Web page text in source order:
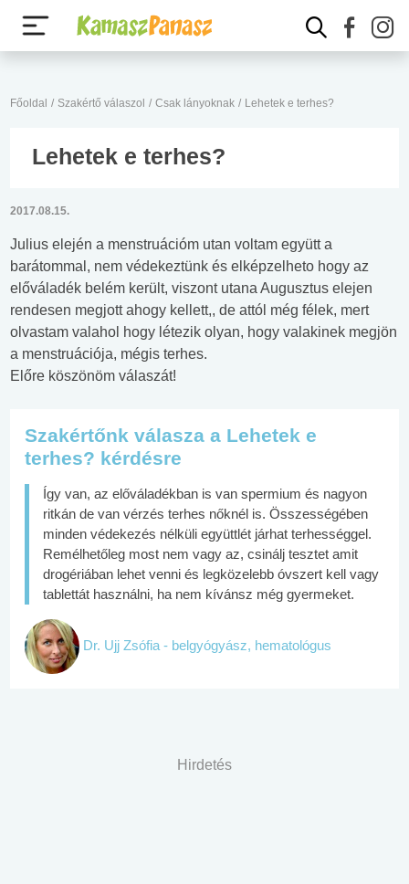
Főoldal / Szakértő válaszol / Csak lányoknak / Lehetek e terhes?
Lehetek e terhes?
2017.08.15.
Julius elején a menstruációm utan voltam együtt a
barátommal, nem védekeztünk és elképzelheto hogy az
előváladék belém került, viszont utana Augusztus elejen
rendesen megjott ahogy kellett,, de attól még félek, mert
olvastam valahol hogy létezik olyan, hogy valakinek megjön
a menstruációja, mégis terhes.
Előre köszönöm válaszát!
Szakértőnk válasza a Lehetek e
terhes? kérdésre
Így van, az előváladékban is van spermium és nagyon
ritkán de van vérzés terhes nőknél is. Összességében
minden védekezés nélküli együttlét járhat terhességgel.
Remélhetőleg most nem vagy az, csinálj tesztet amit
drogériában lehet venni és legközelebb óvszert kell vagy
tablettát használni, ha nem kívánsz még gyermeket.
Dr. Ujj Zsófia - belgyógyász, hematológus
Hirdetés